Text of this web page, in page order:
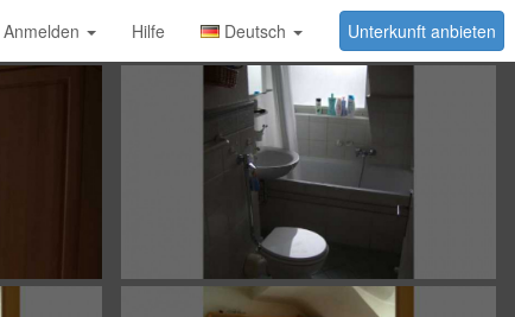
Unterkunft anbieten
Anmelden Hilfe
Deutsch